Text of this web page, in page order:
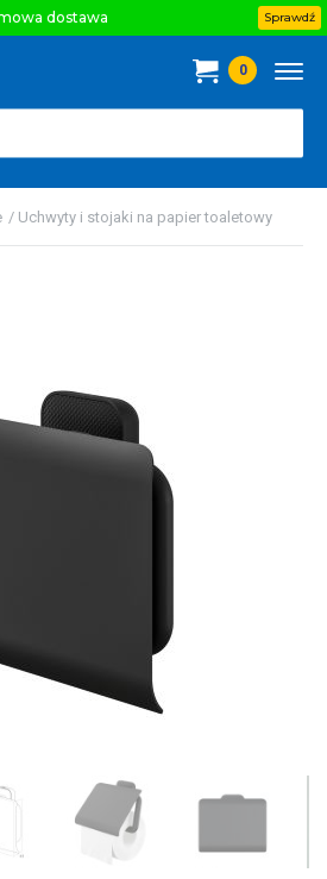
dostawa
dostawa
Sprawdź
0
Uchwyty i stojaki na papier toaletowy